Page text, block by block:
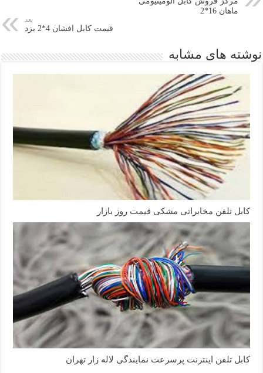
ماهان 16*2
بعد
قیمت کابل افشان 4*2 یزد
نوشته های مشابه
کابل تلفن مخابراتی مشکی قیمت روز بازار
کابل تلفن اینترنت پرسرعت نمایندگی لاله زار تهران